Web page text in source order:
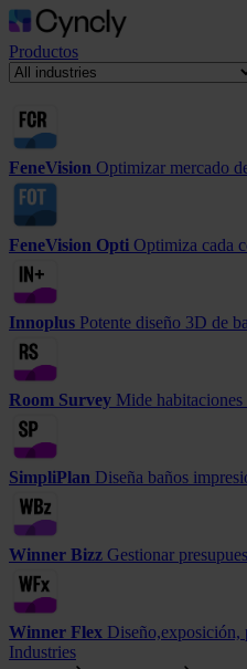
Productos
FeneVision Optimizar mercado
FeneVision Opti Optimiza cada
Innoplus Potente diseño 3D de
Room Survey Mide
SimpliPlan Diseña baños
Winner Bizz Gestionar
Winner Flex Diseño,exposición,
Industries